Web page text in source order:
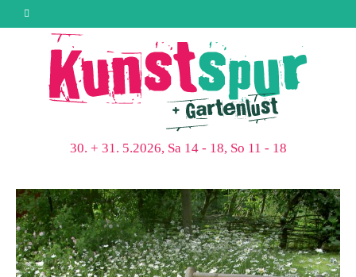
30. + 31. 5.2026, Sa 14 - 18, So 11 - 18